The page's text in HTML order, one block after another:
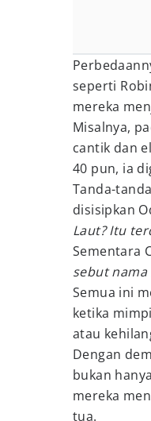
seperti
mereka
Misalnya,
cantik dan
40 pun, ia
Tanda-
disisipkan
Laut? Itu
Sementara
sebut
Semua ini
ketika
atau
Dengan
bukan
mereka
tua.